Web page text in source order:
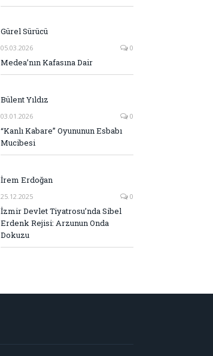
Gürel Sürücü
05.03.2026 0
Medea’nın Kafasına Dair
Bülent Yıldız
03.01.2026 0
“Kanlı Kabare” Oyununun Esbabı
Mucibesi
İrem Erdoğan
25.12.2025 0
İzmir Devlet Tiyatrosu’nda Sibel
Erdenk Rejisi: Arzunun Onda
Dokuzu